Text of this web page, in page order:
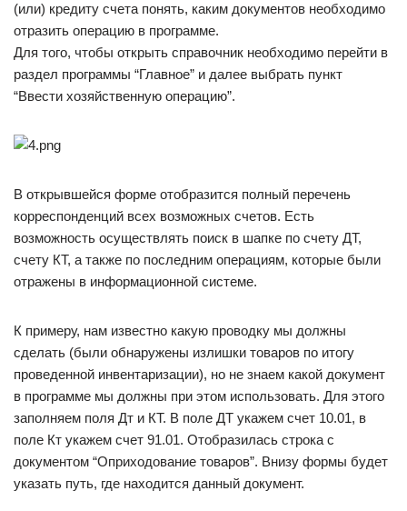
(или) кредиту счета понять, каким документов необходимо
отразить операцию в программе.
Для того, чтобы открыть справочник необходимо перейти в
раздел программы “Главное” и далее выбрать пункт
“Ввести хозяйственную операцию”.
В открывшейся форме отобразится полный перечень
корреспонденций всех возможных счетов. Есть
возможность осуществлять поиск в шапке по счету ДТ,
счету КТ, а также по последним операциям, которые были
отражены в информационной системе.
К примеру, нам известно какую проводку мы должны
сделать (были обнаружены излишки товаров по итогу
проведенной инвентаризации), но не знаем какой документ
в программе мы должны при этом использовать. Для этого
заполняем поля Дт и КТ. В поле ДТ укажем счет 10.01, в
поле Кт укажем счет 91.01. Отобразилась строка с
документом “Оприходование товаров”. Внизу формы будет
указать путь, где находится данный документ.